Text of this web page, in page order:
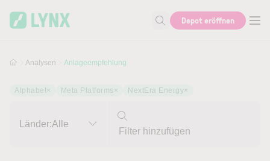
Suche nach Aktie, Autor...
Depot eröffnen
Analysen Anlageempfehlung
Alphabet× Meta Platforms × NextEra Energy×
Länder:Alle